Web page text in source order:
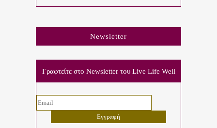
Newsletter
Γραφτείτε στο Newsletter του Live Life Well